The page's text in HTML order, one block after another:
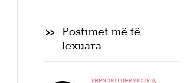
Postimet më të
lexuara
SHËNDETI DHE SIGURIA,